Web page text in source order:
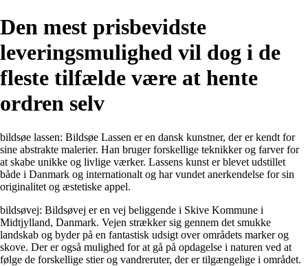
Den mest prisbevidste
leveringsmulighed vil dog i de
fleste tilfælde være at hente
ordren selv
bildsøe lassen: Bildsøe Lassen er en dansk kunstner, der er kendt for
sine abstrakte malerier. Han bruger forskellige teknikker og farver for
at skabe unikke og livlige værker. Lassens kunst er blevet udstillet
både i Danmark og internationalt og har vundet anerkendelse for sin
originalitet og æstetiske appel.
bildsøvej: Bildsøvej er en vej beliggende i Skive Kommune i
Midtjylland, Danmark. Vejen strækker sig gennem det smukke
landskab og byder på en fantastisk udsigt over områdets marker og
skove. Der er også mulighed for at gå på opdagelse i naturen ved at
følge de forskellige stier og vandreruter, der er tilgængelige i området.